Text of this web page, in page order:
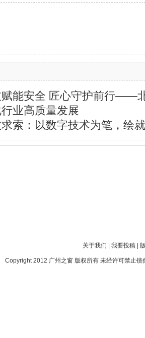
能安全 匠心守护前行——
业高质量发展
索：以数字技术为笔，绘
关于我们 我要投稿|
Copyright 2012 广州之窗 版权所有 未经许可禁止